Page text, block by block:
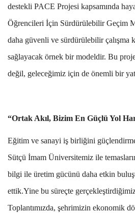
destekli PACE Projesi kapsamında
Öğrencileri İçin Sürdürülebilir Geçim
daha güvenli ve sürdürülebilir çalışma
sağlayacak örnek bir modeldir. Bu
değil, geleceğimiz için de önemli bir
“Ortak Akıl, Bizim En Güçlü Yol
Eğitim ve sanayi iş birliğini
Sütçü İmam Üniversitemiz ile
bilgi ile üretim gücünü daha etkin
ettik.Yine bu süreçte
Toplantımızda, şehrimizin ekonomik